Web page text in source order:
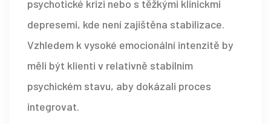
psychotické krizi nebo s těžkými klinickmi
depresemi, kde není zajištěna stabilizace.
Vzhledem k vysoké emocionální intenzitě by
měli být klienti v relativně stabilním
psychickém stavu, aby dokázali proces
integrovat.